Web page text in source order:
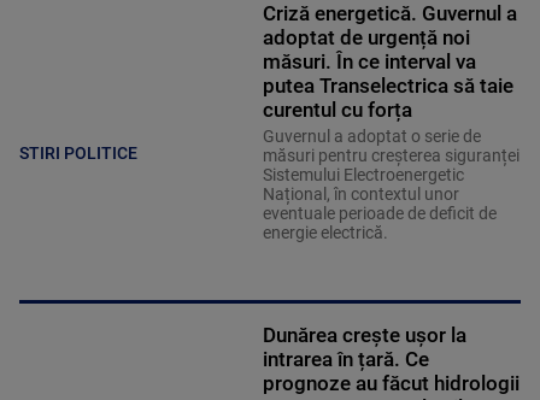
STIRI POLITICE
Criză energetică. Guvernul a
adoptat de urgență noi
măsuri. În ce interval va
putea Transelectrica să taie
curentul cu forța
Guvernul a adoptat o serie de
măsuri pentru creșterea siguranței
Sistemului Electroenergetic
Național, în contextul unor
eventuale perioade de deficit de
energie electrică.
Dunărea crește ușor la
intrarea în țară. Ce
prognoze au făcut hidrologii